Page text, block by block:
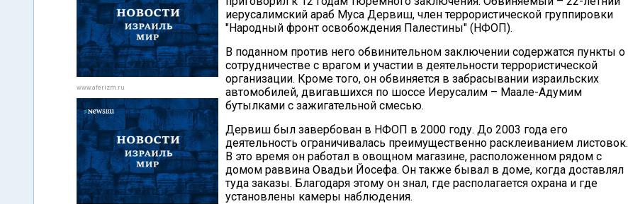
www.aferizm.ru
иерусалимский араб Муса Дервиш, член террористической группировки
"Народный фронт освобождения Палестины" (НФОП).
В поданном против него обвинительном заключении содержатся пункты о
сотрудничестве с врагом и участии в деятельности террористической
организации. Кроме того, он обвиняется в забрасывании израильских
автомобилей, двигавшихся по шоссе Иерусалим – Маале-Адумим
бутылками с зажигательной смесью.
Дервиш был завербован в НФОП в 2000 году. До 2003 года его
деятельность ограничивалась преимущественно расклеиванием листовок.
В это время он работал в овощном магазине, расположенном рядом с
домом раввина Овадьи Йосефа. Он также бывал в доме, когда доставлял
туда заказы. Благодаря этому он знал, где располагается охрана и где
установлены камеры наблюдения.